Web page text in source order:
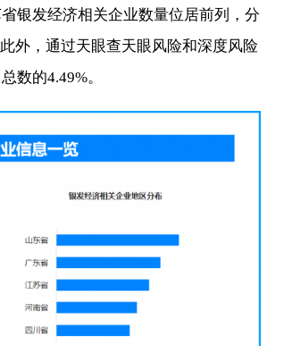
银发经济相关企业数量位居前列，分
外，通过天眼查天眼风险和深度风险
数的4.49%。